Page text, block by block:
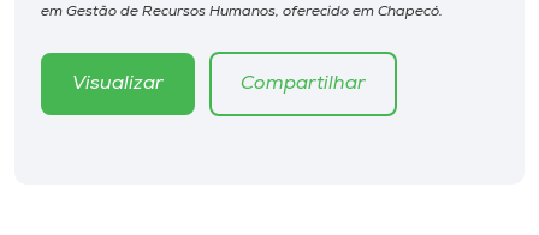
Rádio
em Gestão de Recursos Humanos, oferecido em Chapecó.
Visualizar Compartilhar